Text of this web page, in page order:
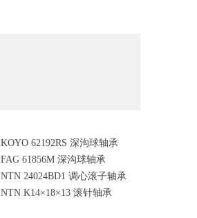
KOYO 62192RS 深沟球轴承
FAG 61856M 深沟球轴承
NTN 24024BD1 调心滚子轴承
NTN K14×18×13 滚针轴承